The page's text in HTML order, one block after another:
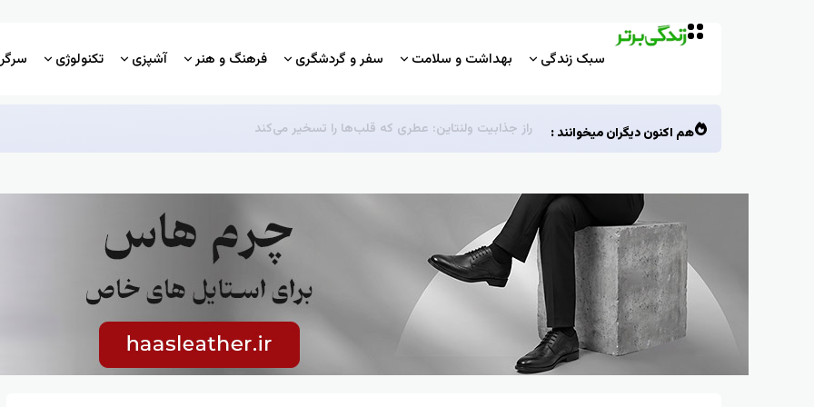
سبک زندگی بهداشت و سلامت سفر و گردشگری فرهنگ و هنر آشپزی تکنولوژی
هم اکنون دیگران میخوانند : راز جذابیت ولنتاین: عطری که قلب‌ها را تسخیر می‌کند